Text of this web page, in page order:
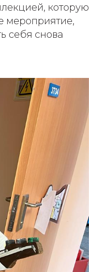
которую
мероприятие,
себя снова